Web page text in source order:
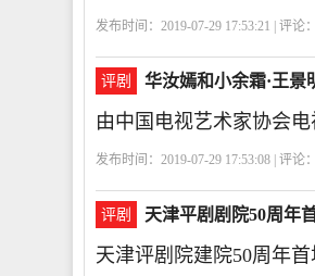
发布时间：2019-07-29 17:53:21 | 评论：
评剧 华汝嫣和小余霜·王景
由中国电视艺术家协会
发布时间：2019-07-29 17:53:08 | 评论：
评剧 天津平剧剧院50周年
天津评剧院建院50周年